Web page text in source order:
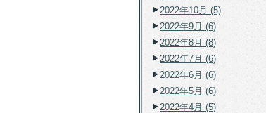
2022年10月 (5)
2022年9月 (6)
2022年8月 (8)
2022年7月 (6)
2022年6月 (6)
2022年5月 (6)
2022年4月 (5)